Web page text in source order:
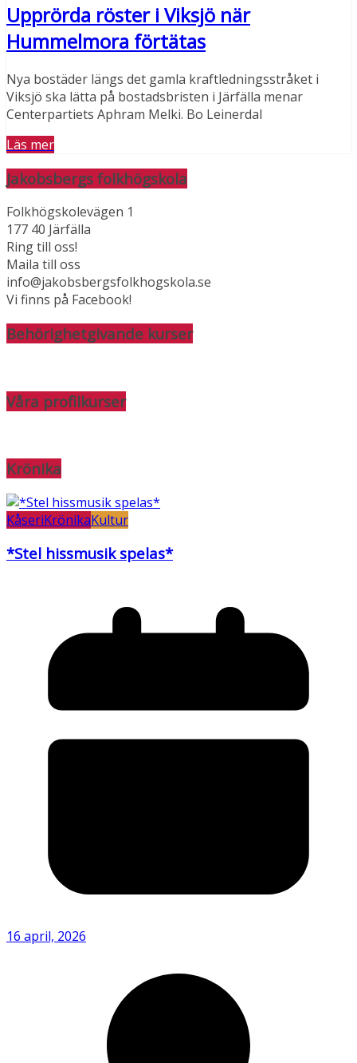
Upprörda röster i Viksjö när
Hummelmora förtätas
Nya bostäder längs det gamla kraftledningsstråket i
Viksjö ska lätta på bostadsbristen i Järfälla menar
Centerpartiets Aphram Melki. Bo Leinerdal
Läs mer
Jakobsbergs folkhögskola
Folkhögskolevägen 1
177 40 Järfälla
Ring till oss!
Maila till oss
info@jakobsbergsfolkhogskola.se
Vi finns på Facebook!
Behörighetgivande kurser
Våra profilkurser
Krönika
KåseriKrönikaKultur
*Stel hissmusik spelas*
16 april, 2026